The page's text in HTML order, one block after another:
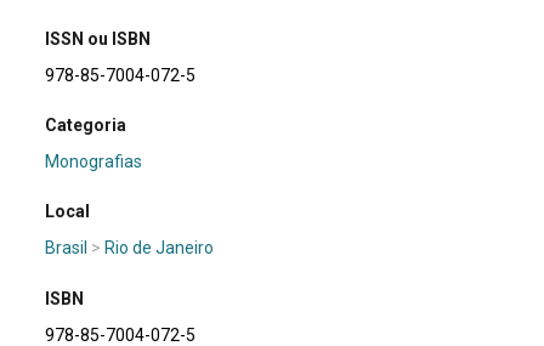
ISSN ou ISBN
978-85-7004-072-5
Categoria
Monografias
Local
Brasil > Rio de Janeiro
ISBN
978-85-7004-072-5